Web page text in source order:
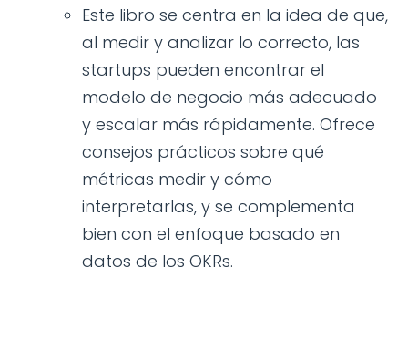
Este libro se centra en la idea de que,
al medir y analizar lo correcto, las
startups pueden encontrar el
modelo de negocio más adecuado
y escalar más rápidamente. Ofrece
consejos prácticos sobre qué
métricas medir y cómo
interpretarlas, y se complementa
bien con el enfoque basado en
datos de los OKRs.